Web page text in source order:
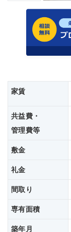
家賃
共益費・
管理費等
敷金
礼金
間取り
専有面積
築年月